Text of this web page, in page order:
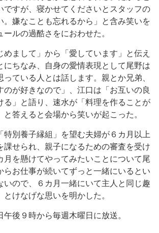
ですが、寝かせてくださいとスタッフの
。嫌なことも忘れるから」と含み笑いを
ルの過酷さをにおわせた。
まして」から「愛しています」と伝え
にちなみ、自身の愛情表現として尾野は
っている人とは話します。親とか兄弟、
のが好きなので」、江口は「お互いの良
る」と語り、速水が「料理を作ることが
答えると会場から笑いが起こった。
別養子縁組」を望む夫婦が６カ月以上
課せられ、親子になるための審査を受け
月を懸けてやってみたいことについて尾
らお仕事が続いてずっと一緒にいるとい
いので、６カ月一緒にいて主人と同じ趣
けなげな思いを明かした。
後９時から毎週木曜日に放送。